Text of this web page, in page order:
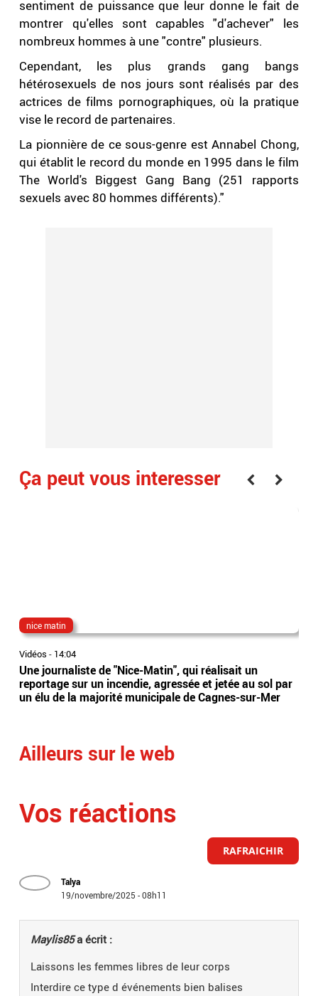
sentiment de puissance que leur donne le fait de
montrer qu'elles sont capables "d'achever" les
nombreux hommes à une "contre" plusieurs.
Cependant, les plus grands gang bangs
hétérosexuels de nos jours sont réalisés par des
actrices de films pornographiques, où la pratique
vise le record de partenaires.
La pionnière de ce sous-genre est Annabel Chong,
qui établit le record du monde en 1995 dans le film
The World's Biggest Gang Bang (251 rapports
sexuels avec 80 hommes différents)."
Ça peut vous interesser
nice matin
Vidéos - 14:04
Une journaliste de "Nice-Matin", qui réalisait un
reportage sur un incendie, agressée et jetée au sol par
un élu de la majorité municipale de Cagnes-sur-Mer
Ailleurs sur le web
Vos réactions
RAFRAICHIR
Talya
19/novembre/2025 - 08h11
Maylis85a écrit :
Laissons les femmes libres de leur corps
Interdire ce type d événements bien balises